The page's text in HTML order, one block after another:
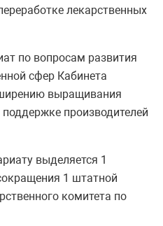
лекарственных
по вопросам развития
сфер Кабинета
выращивания
производителей
выделяется 1
1 штатной
комитета по